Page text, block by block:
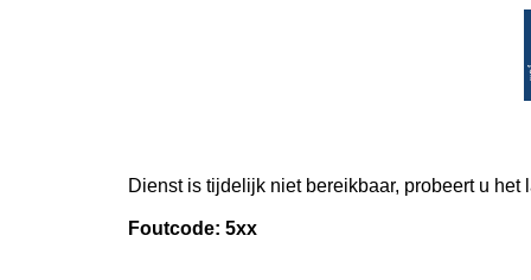
Dienst is tijdelijk niet bereikbaar, probeert u het
Foutcode: 5xx